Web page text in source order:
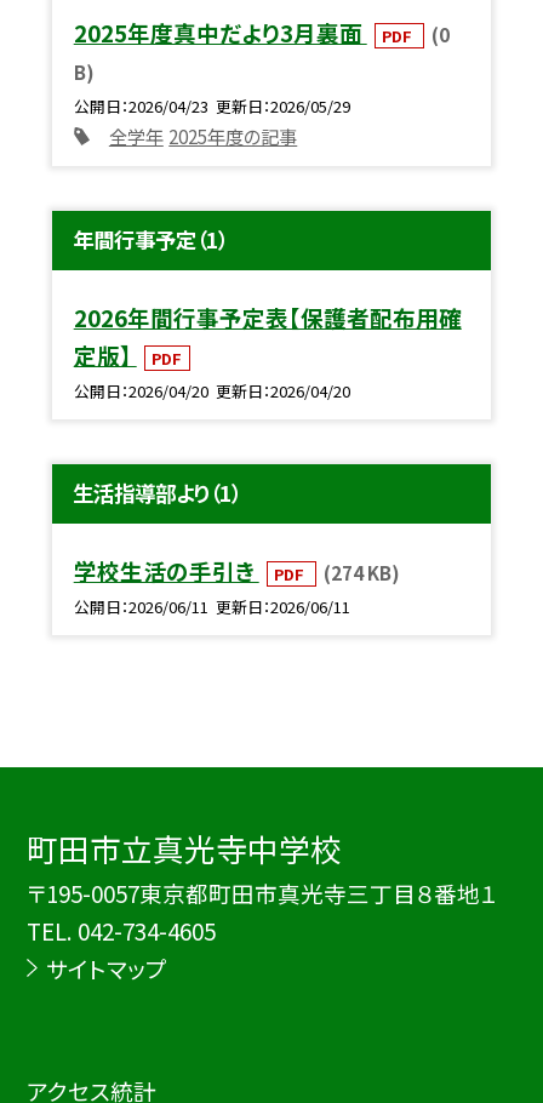
2025年度真中だより3月裏面 PDF
(0
B)
公開日 2026/04/23 更新日 2026/05/29
全学年 2025年度の記事
年間行事予定（1）
2026年間行事予定表【保護者配布用確
定版】
PDF
公開日 2026/04/20 更新日 2026/04/20
生活指導部より（1）
学校生活の手引き PDF (274 KB)
公開日 2026/06/11 更新日 2026/06/11
町田市立真光寺中学校
〒195-0057東京都町田市真光寺三丁目８番地１
TEL. 042-734-4605
サイトマップ
アクセス統計